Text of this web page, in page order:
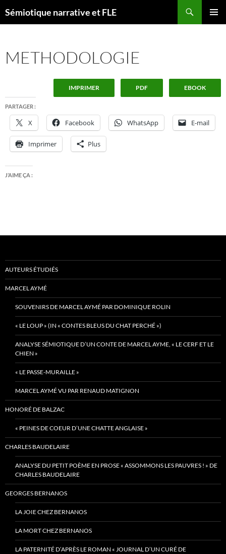
auSémiotique narrative et FLE
METHODOLOGIE
IMPRIMER PDF EBOOK
PARTAGER :
X Facebook WhatsApp E-mail
Imprimer Plus
J’AIME ÇA :
AUTEURS ÉTUDIÉS
MARCEL AYMÉ
SOUVENIRS DE MARCEL AYMÉ PAR DOMINIQUE ROLIN
« LE LOUP » (IN « CONTES BLEUS DU CHAT PERCHÉ »)
ANALYSE SÉMIOTIQUE D’UN CONTE DE MARCEL AYME, « LE CERF ET LE
CHIEN »
« LE PASSE-MURAILLE »
MARCEL AYMÉ VU PAR RENAUD MATIGNON
HONORÉ DE BALZAC
« PEINES DE COEUR D’UNE CHATTE ANGLAISE »
CHARLES BAUDELAIRE
ANALYSE DU PETIT POÈME EN PROSE « ASSOMMONS LES PAUVRES ! » DE
CHARLES BAUDELAIRE
GEORGES BERNANOS
LA JOIE CHEZ BERNANOS
LA MORT CHEZ BERNANOS
LA PATERNITÉ D’APRÈS LE ROMAN « JOURNAL D’UN CURÉ DE